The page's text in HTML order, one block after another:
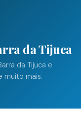
da Tijuca
da Tijuca e
muito mais.